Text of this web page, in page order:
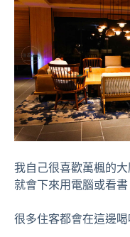
我自己很喜歡萬楓的
就會下來用電腦或看書
很多住客都會在這邊